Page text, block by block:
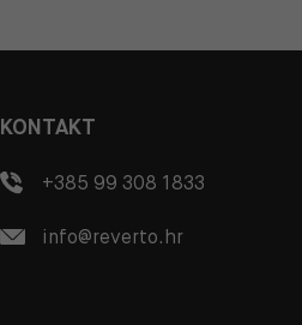
KONTAKT
+385 99 308 1833
info@reverto.hr